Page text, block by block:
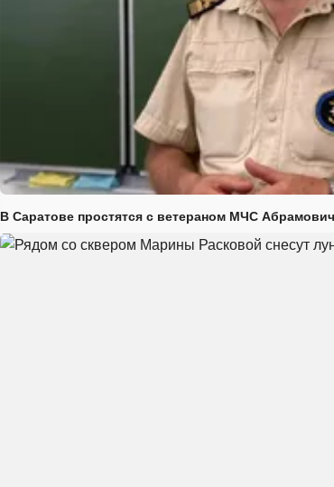
В Саратове простятся с ветераном МЧС